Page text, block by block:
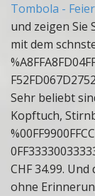
Tombola -
und zeigen Sie
mit dem
Sehr beliebt
Kopftuch,
CHF 34.99.
ohne